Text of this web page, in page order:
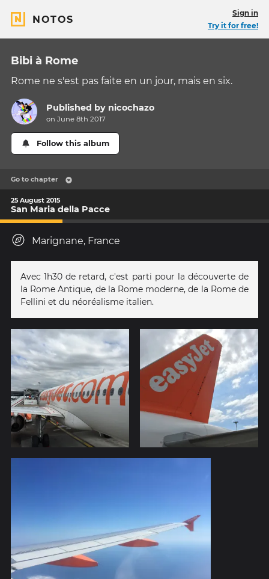
NOTOS
Sign in
Try it for free!
Bibi à Rome
Rome ne s'est pas faite en un jour, mais en six.
Published by nicochazo
on June 8th 2017
Follow this album
Go to chapter
25 August 2015
San Maria della Pacce
Marignane, France
Avec 1h30 de retard, c'est parti pour la découverte de
la Rome Antique, de la Rome moderne, de la Rome de
Fellini et du néoréalisme italien.